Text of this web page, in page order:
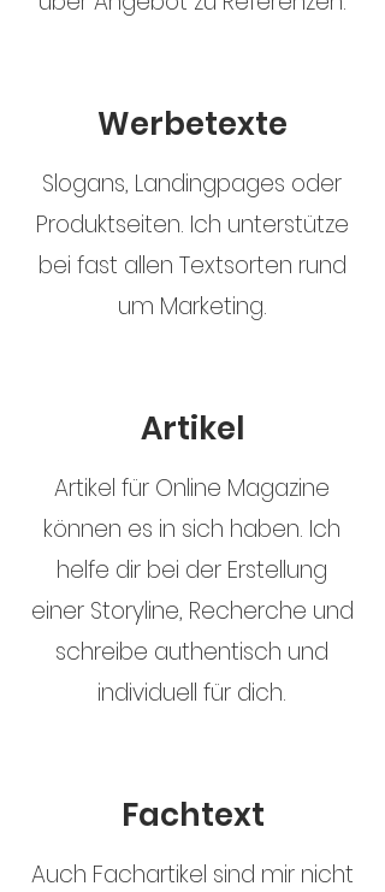
Werbetexte
Slogans, Landingpages oder
Produktseiten. Ich unterstütze
bei fast allen Textsorten rund
um Marketing.
Artikel
Artikel für Online Magazine
können es in sich haben. Ich
helfe dir bei der Erstellung
einer Storyline, Recherche und
schreibe authentisch und
individuell für dich.
Fachtext
Auch Fachartikel sind mir nicht